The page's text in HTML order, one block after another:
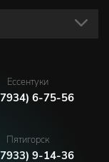
Ессентуки
6-75-56
Пятигорск
9-14-36